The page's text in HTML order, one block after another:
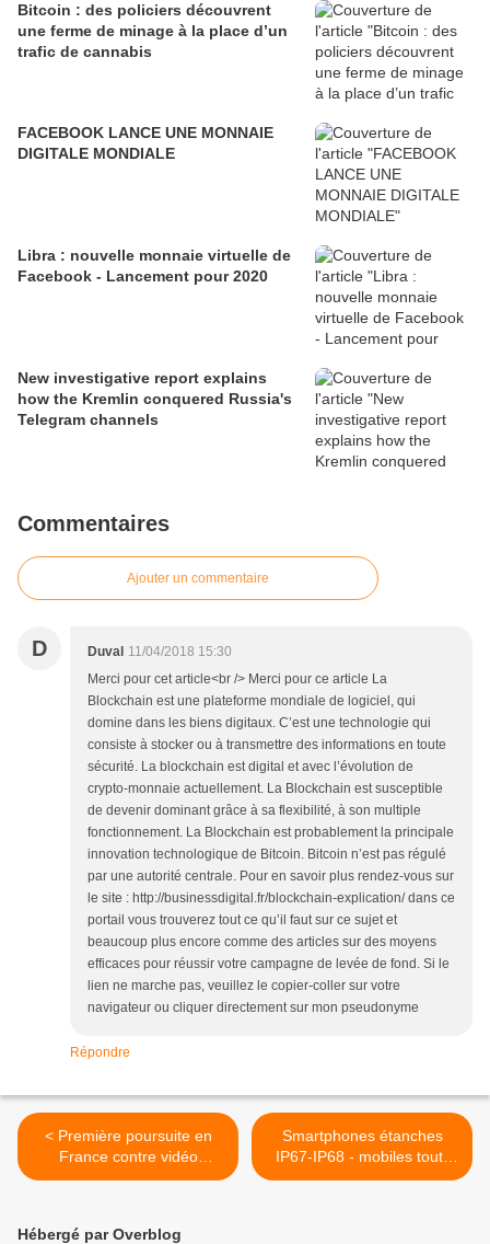
Bitcoin : des policiers découvrent
une ferme de minage à la place d’un
trafic de cannabis
FACEBOOK LANCE UNE MONNAIE
DIGITALE MONDIALE
Libra : nouvelle monnaie virtuelle de
Facebook - Lancement pour 2020
New investigative report explains
how the Kremlin conquered Russia's
Telegram channels
Commentaires
Ajouter un commentaire
D Duval 11/04/2018 15:30
Merci pour cet article<br /> Merci pour ce article La
Blockchain est une plateforme mondiale de logiciel, qui
domine dans les biens digitaux. C’est une technologie qui
consiste à stocker ou à transmettre des informations en toute
sécurité. La blockchain est digital et avec l’évolution de
crypto-monnaie actuellement. La Blockchain est susceptible
de devenir dominant grâce à sa flexibilité, à son multiple
fonctionnement. La Blockchain est probablement la principale
innovation technologique de Bitcoin. Bitcoin n’est pas régulé
par une autorité centrale. Pour en savoir plus rendez-vous sur
le site : http://businessdigital.fr/blockchain-explication/ dans ce
portail vous trouverez tout ce qu’il faut sur ce sujet et
beaucoup plus encore comme des articles sur des moyens
efficaces pour réussir votre campagne de levée de fond. Si le
lien ne marche pas, veuillez le copier-coller sur votre
navigateur ou cliquer directement sur mon pseudonyme
Répondre
< Première poursuite en
France contre vidéo
tournée avec drone civil -
Smartphones étanches
IP67-IP68 - mobiles tout-
terrain étanches - Android -
Hébergé par Overblog